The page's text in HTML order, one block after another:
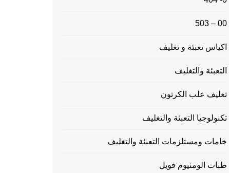
00 – 503
اكياس تعبئة و تغليف
التعبئة والتغليف
تغليف علب الكرتون
تكنولوجيا التعبئة والتغليف
خامات ومستلزمات التعبئة والتغليف
طبات الومنيوم فويل